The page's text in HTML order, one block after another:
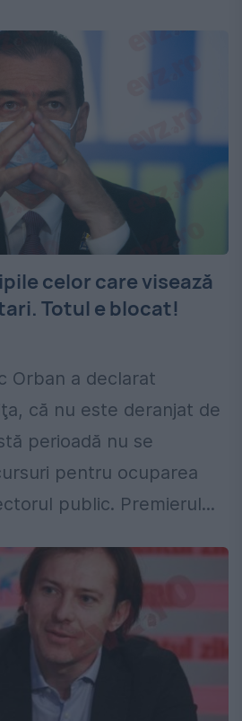
celor care visează
Totul e blocat!
Orban a declarat
că nu este deranjat de
perioadă nu se
pentru ocuparea
public. Premierul...